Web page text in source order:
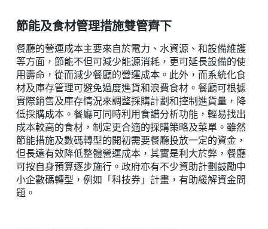
節能及食材管理措施雙管齊下
餐廳的營運成本主要來自於電力、水資源、和設備維護
等方面，節能不但可減少能源消耗，更可延長設備的使
用壽命，從而減少餐廳的營運成本。此外，而系統化食
材及庫存管理可避免過度進貨和浪費食材。餐廳可根據
實際銷售及庫存情況來調整採購計劃和控制進貨量，降
低採購成本。餐廳可同時利用食譜分析功能，輕易找出
成本較高的食材，制定更合適的採購策略及菜單。雖然
節能措施及數碼轉型的開初需要餐廳投放一定的資金，
但長遠有效降低整體營運成本，其實是利大於弊，餐廳
可按自身預算逐步施行。政府亦有不少資助計劃鼓勵中
小企數碼轉型，例如「科技券」計畫，有助緩解資金問
題。